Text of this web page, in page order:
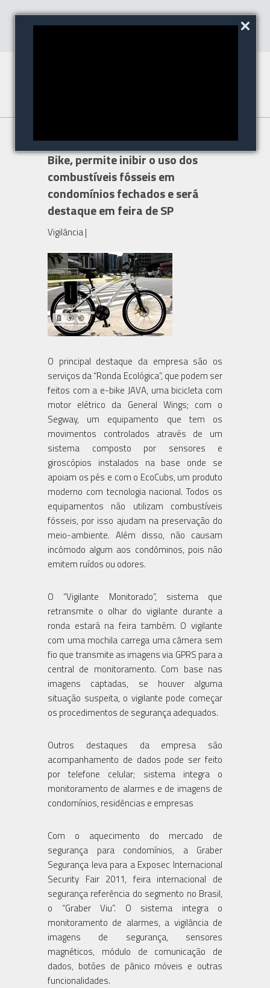
Sistema de Ronda com a e-
Bike, permite inibir o uso dos
combustíveis fósseis em
condomínios fechados e será
destaque em feira de SP
Vigilância|
O principal destaque da empresa são os
serviços da “Ronda Ecológica”, que podem ser
feitos com a e-bike JAVA, uma bicicleta com
motor elétrico da General Wings; com o
Segway, um equipamento que tem os
movimentos controlados através de um
sistema composto por sensores e
giroscópios instalados na base onde se
apoiam os pés e com o EcoCubs, um produto
moderno com tecnologia nacional. Todos os
equipamentos não utilizam combustíveis
fósseis, por isso ajudam na preservação do
meio-ambiente. Além disso, não causam
incômodo algum aos condôminos, pois não
emitem ruídos ou odores.
O “Vigilante Monitorado”, sistema que
retransmite o olhar do vigilante durante a
ronda estará na feira também. O vigilante
com uma mochila carrega uma câmera sem
fio que transmite as imagens via GPRS para a
central de monitoramento. Com base nas
imagens captadas, se houver alguma
situação suspeita, o vigilante pode começar
os procedimentos de segurança adequados.
Outros destaques da empresa são
acompanhamento de dados pode ser feito
por telefone celular; sistema integra o
monitoramento de alarmes e de imagens de
condomínios, residências e empresas
Com o aquecimento do mercado de
segurança para condomínios, a Graber
Segurança leva para a Exposec Internacional
Security Fair 2011, feira internacional de
segurança referência do segmento no Brasil,
o “Graber Viu”. O sistema integra o
monitoramento de alarmes, a vigilância de
imagens de segurança, sensores
magnéticos, módulo de comunicação de
dados, botões de pânico móveis e outras
funcionalidades.